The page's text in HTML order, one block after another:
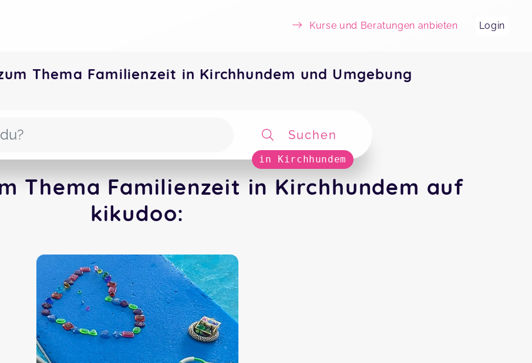
Kurse und Beratungen anbieten Login
Thema Familienzeit in Kirchhundem und Umgebung
Suchen
in Kirchhundem
Thema Familienzeit in Kirchhundem auf
kikudoo: